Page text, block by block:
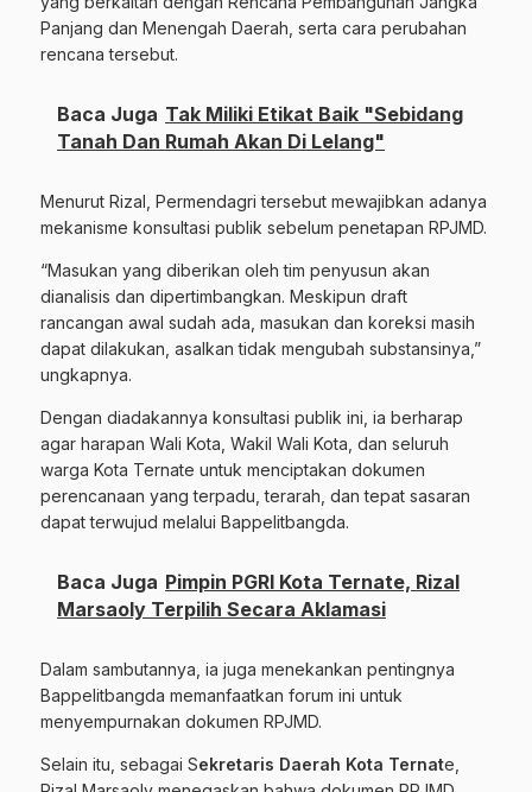
Panjang dan Menengah Daerah, serta cara perubahan
rencana tersebut.
Baca Juga Tak Miliki Etikat Baik "Sebidang
Tanah Dan Rumah Akan Di Lelang"
Menurut Rizal, Permendagri tersebut mewajibkan adanya
mekanisme konsultasi publik sebelum penetapan RPJMD.
“Masukan yang diberikan oleh tim penyusun akan
dianalisis dan dipertimbangkan. Meskipun draft
rancangan awal sudah ada, masukan dan koreksi masih
dapat dilakukan, asalkan tidak mengubah substansinya,”
ungkapnya.
Dengan diadakannya konsultasi publik ini, ia berharap
agar harapan Wali Kota, Wakil Wali Kota, dan seluruh
warga Kota Ternate untuk menciptakan dokumen
perencanaan yang terpadu, terarah, dan tepat sasaran
dapat terwujud melalui Bappelitbangda.
Baca Juga Pimpin PGRI Kota Ternate, Rizal
Marsaoly Terpilih Secara Aklamasi
Dalam sambutannya, ia juga menekankan pentingnya
Bappelitbangda memanfaatkan forum ini untuk
menyempurnakan dokumen RPJMD.
Selain itu, sebagai Sekretaris Daerah Kota Ternate,